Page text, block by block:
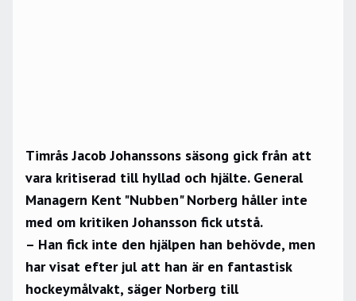
Timrås Jacob Johanssons säsong gick från att
vara kritiserad till hyllad och hjälte. General
Managern Kent "Nubben" Norberg håller inte
med om kritiken Johansson fick utstå.
– Han fick inte den hjälpen han behövde, men
har visat efter jul att han är en fantastisk
hockeymålvakt, säger Norberg till